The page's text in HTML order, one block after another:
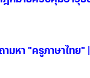
มหา "ครูภาษาไทย"